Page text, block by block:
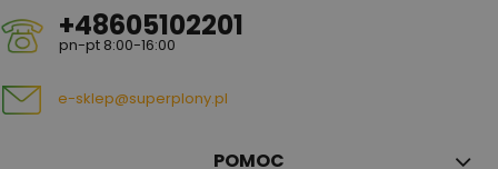
+48605102201
pn-pt 8:00-16:00
e-sklep@superplony.pl
POMOC